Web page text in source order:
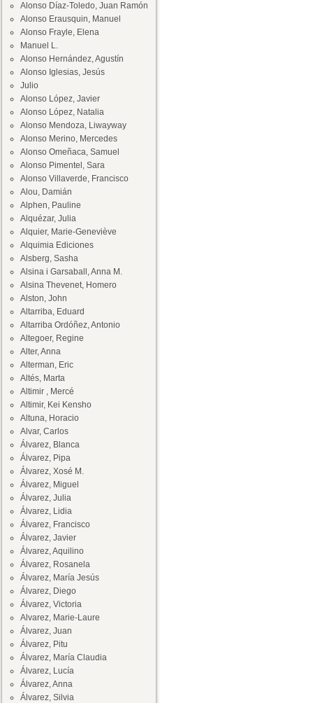
Alonso Díaz-Toledo, Juan Ramón
Alonso Erausquin, Manuel
Alonso Frayle, Elena
Manuel L.
Alonso Hernández, Agustín
Alonso Iglesias, Jesús
Julio
Alonso López, Javier
Alonso López, Natalia
Alonso Mendoza, Liwayway
Alonso Merino, Mercedes
Alonso Omeñaca, Samuel
Alonso Pimentel, Sara
Alonso Villaverde, Francisco
Alou, Damián
Alphen, Pauline
Alquézar, Julia
Alquier, Marie-Geneviève
Alquimia Ediciones
Alsberg, Sasha
Alsina i Garsaball, Anna M.
Alsina Thevenet, Homero
Alston, John
Altarriba, Eduard
Altarriba Ordóñez, Antonio
Altegoer, Regine
Alter, Anna
Alterman, Eric
Altés, Marta
Altimir , Mercé
Altimir, Kei Kensho
Altuna, Horacio
Alvar, Carlos
Álvarez, Blanca
Álvarez, Pipa
Álvarez, Xosé M.
Álvarez, Miguel
Álvarez, Julia
Álvarez, Lidia
Álvarez, Francisco
Álvarez, Javier
Álvarez, Aquilino
Álvarez, Rosanela
Álvarez, María Jesús
Álvarez, Diego
Álvarez, Victoria
Alvarez, Marie-Laure
Álvarez, Juan
Álvarez, Pitu
Álvarez, María Claudia
Álvarez, Lucía
Álvarez, Anna
Álvarez, Silvia